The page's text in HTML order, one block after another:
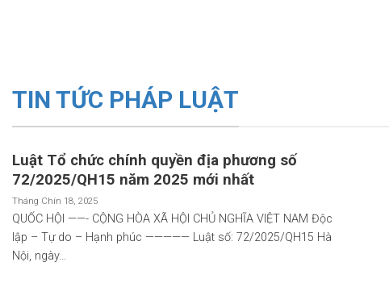
TIN TỨC PHÁP LUẬT
Luật Tổ chức chính quyền địa phương số
72/2025/QH15 năm 2025 mới nhất
Tháng Chín 18, 2025
QUỐC HỘI ——- CỘNG HÒA XÃ HỘI CHỦ NGHĨA VIỆT NAM Độc
lập – Tự do – Hạnh phúc ————— Luật số: 72/2025/QH15 Hà
Nội, ngày...